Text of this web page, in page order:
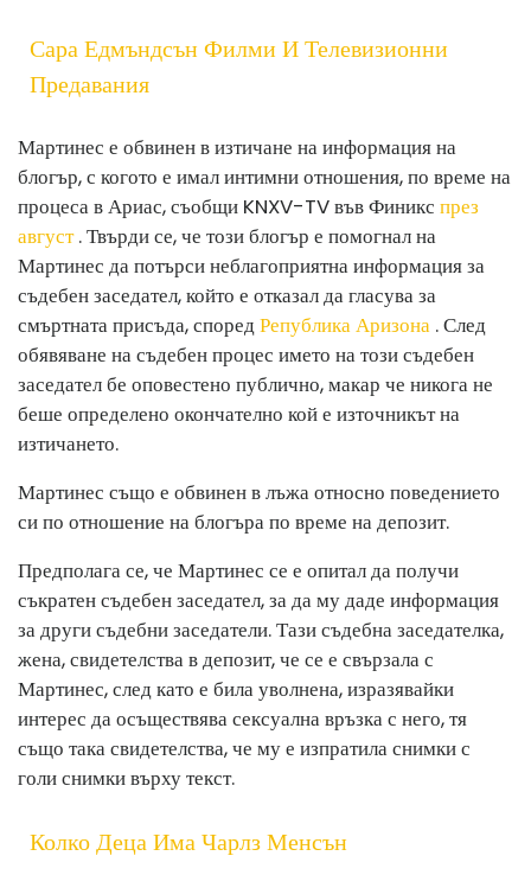
Сара Едмъндсън Филми И Телевизионни
Предавания
Мартинес е обвинен в изтичане на информация на
блогър, с когото е имал интимни отношения, по време на
процеса в Ариас, съобщи KNXV-TV във Финикс през
август. Твърди се, че този блогър е помогнал на
Мартинес да потърси неблагоприятна информация за
съдебен заседател, който е отказал да гласува за
смъртната присъда, споредРепублика Аризона . След
обявяване на съдебен процес името на този съдебен
заседател бе оповестено публично, макар че никога не
беше определено окончателно кой е източникът на
изтичането.
Мартинес също е обвинен в лъжа относно поведението
си по отношение на блогъра по време на депозит.
Предполага се, че Мартинес се е опитал да получи
съкратен съдебен заседател, за да му даде информация
за други съдебни заседатели. Тази съдебна заседателка,
жена, свидетелства в депозит, че се е свързала с
Мартинес, след като е била уволнена, изразявайки
интерес да осъществява сексуална връзка с него, тя
също така свидетелства, че му е изпратила снимки с
голи снимки върху текст.
Колко Деца Има Чарлз Менсън